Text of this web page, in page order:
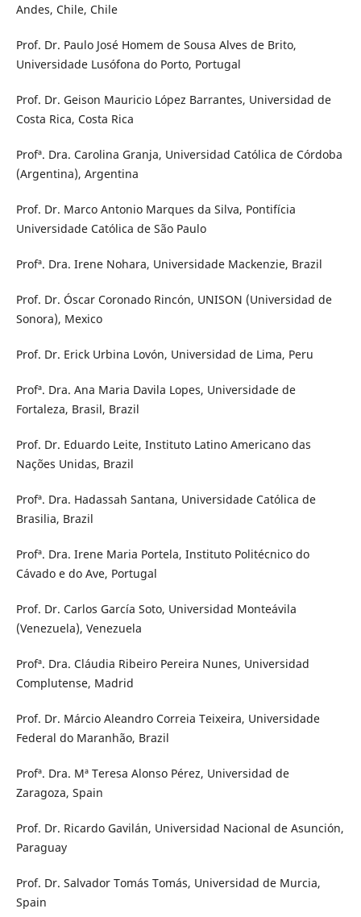
Andes, Chile, Chile
Prof. Dr. Paulo José Homem de Sousa Alves de Brito,
Universidade Lusófona do Porto, Portugal
Prof. Dr. Geison Mauricio López Barrantes, Universidad de
Costa Rica, Costa Rica
Profª. Dra. Carolina Granja, Universidad Católica de Córdoba
(Argentina), Argentina
Prof. Dr. Marco Antonio Marques da Silva, Pontifícia
Universidade Católica de São Paulo
Profª. Dra. Irene Nohara, Universidade Mackenzie, Brazil
Prof. Dr. Óscar Coronado Rincón, UNISON (Universidad de
Sonora), Mexico
Prof. Dr. Erick Urbina Lovón, Universidad de Lima, Peru
Profª. Dra. Ana Maria Davila Lopes, Universidade de
Fortaleza, Brasil, Brazil
Prof. Dr. Eduardo Leite, Instituto Latino Americano das
Nações Unidas, Brazil
Profª. Dra. Hadassah Santana, Universidade Católica de
Brasilia, Brazil
Profª. Dra. Irene Maria Portela, Instituto Politécnico do
Cávado e do Ave, Portugal
Prof. Dr. Carlos García Soto, Universidad Monteávila
(Venezuela), Venezuela
Profª. Dra. Cláudia Ribeiro Pereira Nunes, Universidad
Complutense, Madrid
Prof. Dr. Márcio Aleandro Correia Teixeira, Universidade
Federal do Maranhão, Brazil
Profª. Dra. Mª Teresa Alonso Pérez, Universidad de
Zaragoza, Spain
Prof. Dr. Ricardo Gavilán, Universidad Nacional de Asunción,
Paraguay
Prof. Dr. Salvador Tomás Tomás, Universidad de Murcia,
Spain